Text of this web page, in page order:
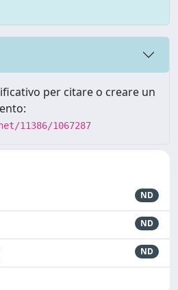
per citare o creare un
11386/1067287
ND
ND
ND